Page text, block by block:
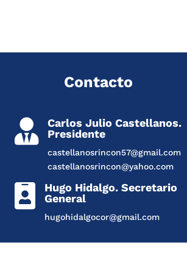
Contacto

Carlos Julio Castellanos.
Presidente
castellanosrincon57@gmail.com
castellanosrincon@yahoo.com

Hugo Hidalgo. Secretario
General
hugohidalgocor@gmail.com